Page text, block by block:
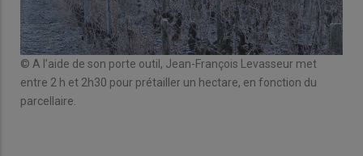
© A l’aide de son porte outil, Jean-François Levasseur met
entre 2 h et 2h30 pour prétailler un hectare, en fonction du
parcellaire.